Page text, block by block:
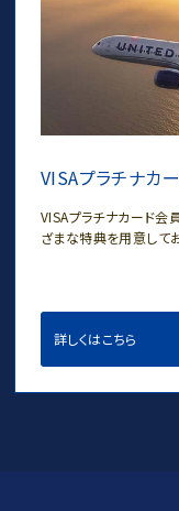
VISAプラチナカ
VISAプラチナカード会
ざまな特典を用意して
詳しくはこちら